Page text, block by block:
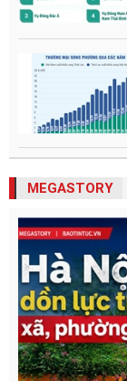
MEGASTORY